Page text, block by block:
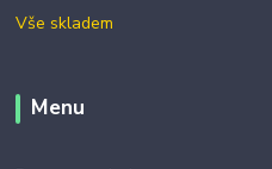
Vše skladem
Menu